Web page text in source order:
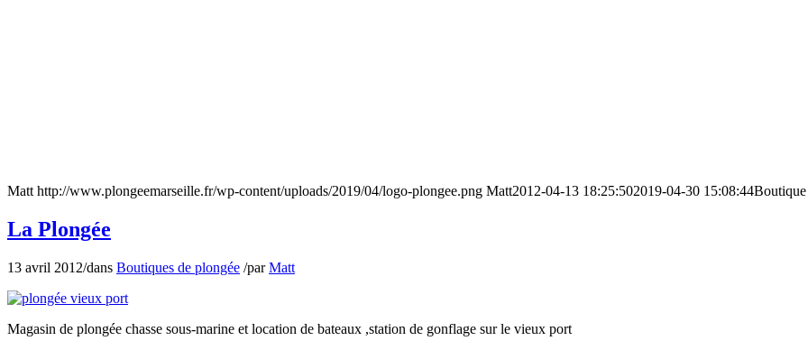
Matt http://www.plongeemarseille.fr/wp-content/uploads/2019/04/logo-plongee.png Matt2012-04-13 18:25:502019-04-30 15:08:44
La Plongée
13 avril 2012/dans Boutiques de plongée /parMatt
Magasin de plongée chasse sous-marine et location de bateaux ,station de gonflage sur le vieux port